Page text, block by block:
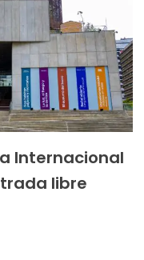
Internacional
libre